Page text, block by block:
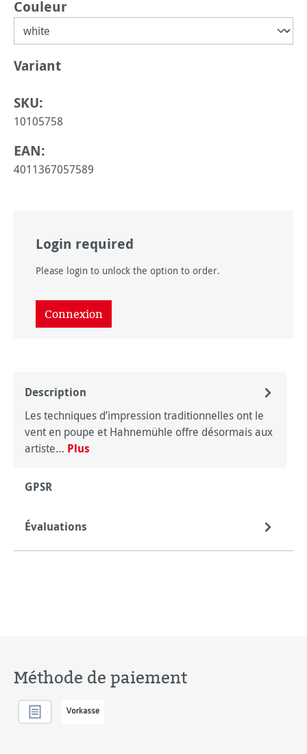
Sélectionnez
Couleur
Sélectionnez
Variant
SKU:
10105758
EAN:
4011367057589
Login required
Please login to unlock the option to order.
Connexion
Description
Les techniques d’impression traditionnelles ont le
vent en poupe et Hahnemühle offre désormais aux
artiste… Plus
GPSR
Évaluations
Méthode de paiement